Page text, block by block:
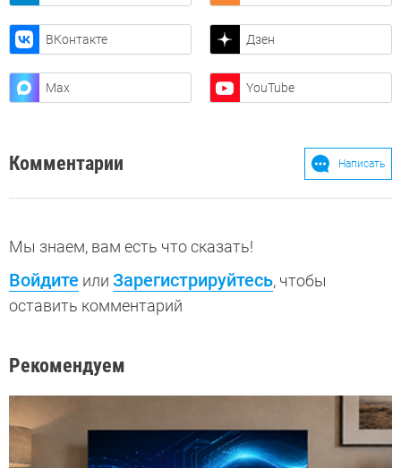
ВКонтакте Дзен
Max YouTube
Комментарии Написать
Мы знаем, вам есть что сказать!
Войдите или Зарегистрируйтесь, чтобы
оставить комментарий
Рекомендуем